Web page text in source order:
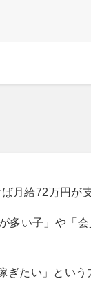
月給72万円が
多い子」や「
ぎたい」とい